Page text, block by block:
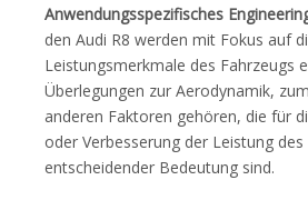
Anwendungsspezifisches
den Audi R8 werden mit Fokus auf
Leistungsmerkmale des Fahrzeugs
Überlegungen zur Aerodynamik,
anderen Faktoren gehören, die für
oder Verbesserung der Leistung
entscheidender Bedeutung sind.